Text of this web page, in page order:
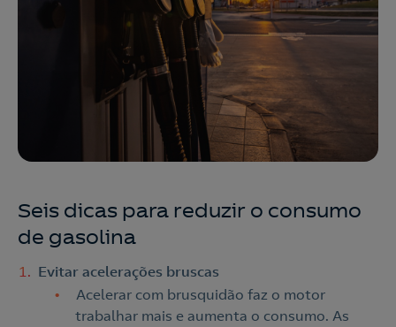
Seis dicas para reduzir o consumo
de gasolina
Evitar acelerações bruscas
Acelerar com brusquidão faz o motor
trabalhar mais e aumenta o consumo. As